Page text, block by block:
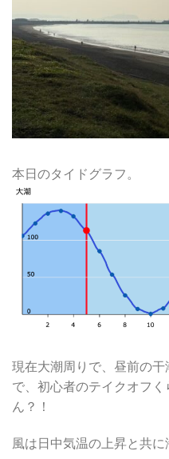
本日のタイドグラフ。
現在大潮周りで、昼前の
で、初心者のテイクオフ
ん？！
風は日中気温の上昇と共に